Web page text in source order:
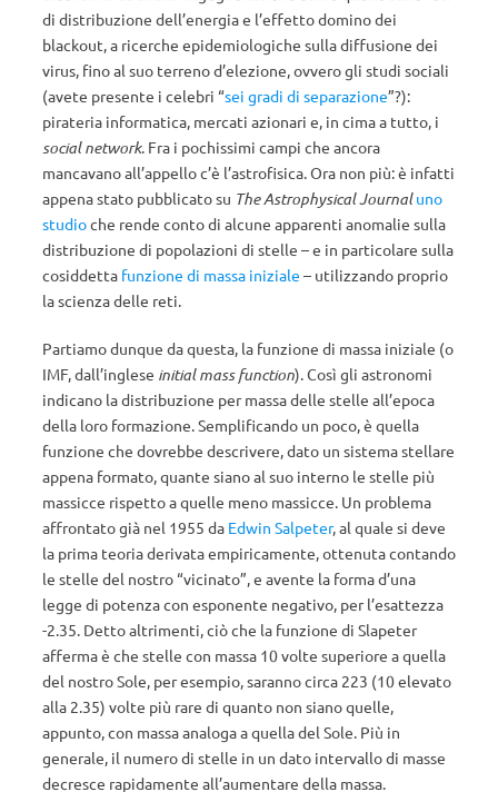
di distribuzione dell’energia e l’effetto domino dei
blackout, a ricerche epidemiologiche sulla diffusione dei
virus, fino al suo terreno d’elezione, ovvero gli studi sociali
(avete presente i celebri “sei gradi di separazione”?):
pirateria informatica, mercati azionari e, in cima a tutto, i
social network. Fra i pochissimi campi che ancora
mancavano all’appello c’è l’astrofisica. Ora non più: è infatti
appena stato pubblicato su The Astrophysical Journal uno
studioche rende conto di alcune apparenti anomalie sulla
distribuzione di popolazioni di stelle – e in particolare sulla
cosiddetta funzione di massa iniziale – utilizzando proprio
la scienza delle reti.
Partiamo dunque da questa, la funzione di massa iniziale (o
IMF, dall’inglese initial mass function). Così gli astronomi
indicano la distribuzione per massa delle stelle all’epoca
della loro formazione. Semplificando un poco, è quella
funzione che dovrebbe descrivere, dato un sistema stellare
appena formato, quante siano al suo interno le stelle più
massicce rispetto a quelle meno massicce. Un problema
affrontato già nel 1955 da Edwin Salpeter, al quale si deve
la prima teoria derivata empiricamente, ottenuta contando
le stelle del nostro “vicinato”, e avente la forma d’una
legge di potenza con esponente negativo, per l’esattezza
-2.35. Detto altrimenti, ciò che la funzione di Slapeter
afferma è che stelle con massa 10 volte superiore a quella
del nostro Sole, per esempio, saranno circa 223 (10 elevato
alla 2.35) volte più rare di quanto non siano quelle,
appunto, con massa analoga a quella del Sole. Più in
generale, il numero di stelle in un dato intervallo di masse
decresce rapidamente all’aumentare della massa.